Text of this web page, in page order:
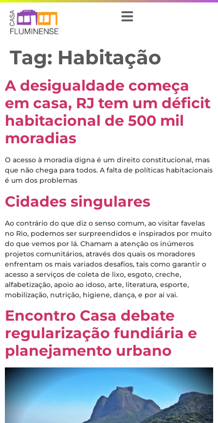
Tag: Habitação
A desigualdade começa
em casa, RJ tem um déficit
habitacional de 500 mil
moradias
O acesso à moradia digna é um direito constitucional, mas
que não chega para todos. A falta de políticas habitacionais
é um dos problemas
Cidades singulares
Ao contrário do que diz o senso comum, ao visitar favelas
no Rio, podemos ser surpreendidos e inspirados por muito
do que vemos por lá. Chamam a atenção os inúmeros
projetos comunitários, através dos quais os moradores
enfrentam os mais variados desafios, tais como garantir o
acesso a serviços de coleta de lixo, esgoto, creche,
alfabetização, apoio ao idoso, arte, literatura, esporte,
mobilização, nutrição, higiene, dança, e por aí vai.
Encontro Casa debate
regularização fundiária e
planejamento urbano